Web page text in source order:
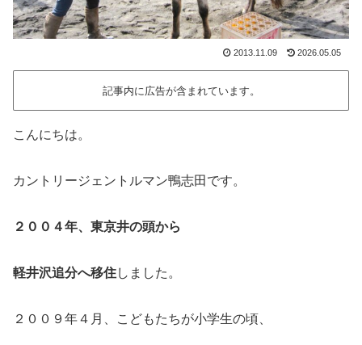
2013.11.09 2026.05.05
記事内に広告が含まれています。
こんにちは。
カントリージェントルマン鴨志田です。
２００４年、東京井の頭から
軽井沢追分へ移住しました。
２００９年４月、こどもたちが小学生の頃、